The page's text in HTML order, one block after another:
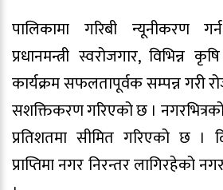
पालिकामा गरिबी न्यूनीकरण
प्रधानमन्त्री स्वरोजगार, विभिन्न
कार्यक्रम सफलतापूर्वक सम्पन्न गरी
सशक्तिकरण गरिएको छ ।
प्रतिशतमा सीमित गरिएको छ ।
प्राप्तिमा नगर निरन्तर लागिरहेको